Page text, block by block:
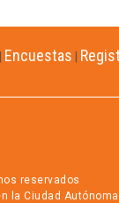
Encuestas
reservados
la Ciudad Autónoma